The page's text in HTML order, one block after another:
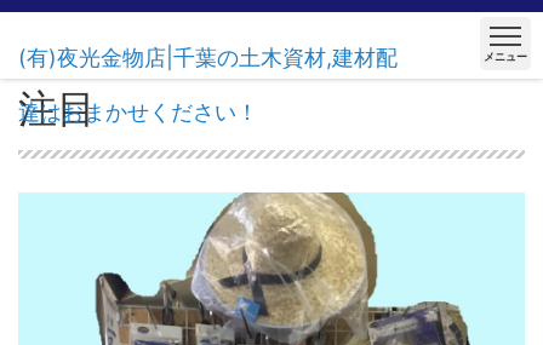
(有)夜光金物店|千葉の土木資材,建材配
達はおまかせください！
メニュー
注目